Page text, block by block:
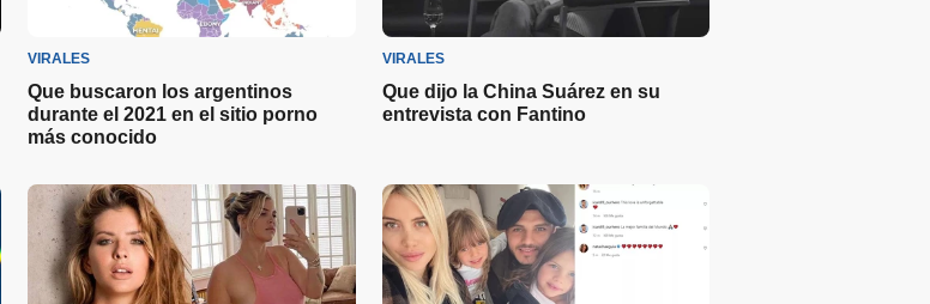
VIRALES
Que buscaron los argentinos
durante el 2021 en el sitio porno
más conocido
VIRALES
Que dijo la China Suárez en su
entrevista con Fantino